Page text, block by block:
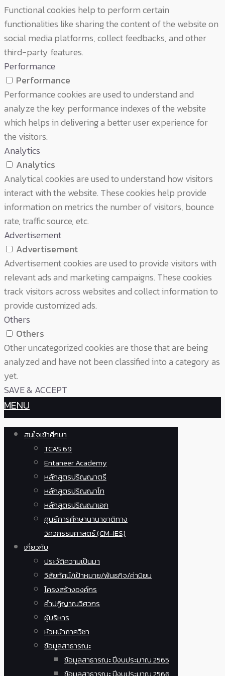
Functional cookies help to perform certain
functionalities like sharing the content of the website on
social media platforms, collect feedbacks, and other
third-party features.
Performance
Performance
Performance cookies are used to understand and
analyze the key performance indexes of the website
which helps in delivering a better user experience for
the visitors.
Analytics
Analytics
Analytical cookies are used to understand how visitors
interact with the website. These cookies help provide
information on metrics the number of visitors, bounce
rate, traffic source, etc.
Advertisement
Advertisement
Advertisement cookies are used to provide visitors with
relevant ads and marketing campaigns. These cookies
track visitors across websites and collect information to
provide customized ads.
Others
Others
Other uncategorized cookies are those that are being
analyzed and have not been classified into a category as
yet.
SAVE & ACCEPT
MENU
สนใจเข้าศึกษา
TCAS 69
Entaneer Academy
หลักสูตรปริญญาตรี
หลักสูตรปริญญาโท
หลักสูตรปริญญาเอก
ศูนย์การศึกษานานาชาติทาง
วิศวกรรมศาสตร์ (CM-IES)
เกี่ยวกับ
ประวัติความเป็นมา
วิสัยทัศน์/เป้าหมาย/พันธกิจ/ค่านิยม
โครงสร้างองค์กร
คำปฏิญาณวิศวกร
ผู้บริหาร
หัวหน้าภาควิชา
ข้อมูลสาธารณะ
ข้อมูลสาธารณะ ปีงบประมาณ 2565